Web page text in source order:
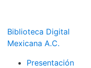
Biblioteca Digital
Mexicana A.C.
Presentación